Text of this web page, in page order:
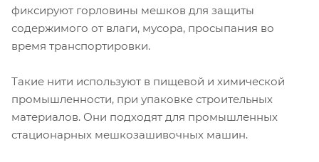
фиксируют горловины мешков для защиты
содержимого от влаги, мусора, просыпания во
время транспортировки.
Такие нити используют в пищевой и химической
промышленности, при упаковке строительных
материалов. Они подходят для промышленных
стационарных мешкозашивочных машин.